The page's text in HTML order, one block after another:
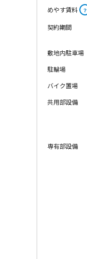
めやす賃料
？
契約期間
敷地内駐車場
駐輪場
バイク置場
共用部設備
専有部設備